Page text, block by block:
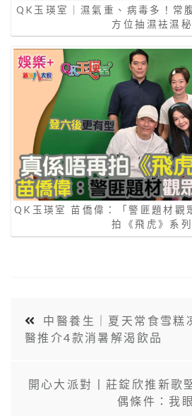
QK玉瑛室｜濕氣重、病毒多！
方位抽濕袪濕
QK玉瑛室 苗僑偉：「警匪題材觀
拍《飛虎》系列
中醫養生｜夏天常食雪
醫推介4款消暑解渴飲品
開心大派對丨莊錠欣推新歌
偶條件：我